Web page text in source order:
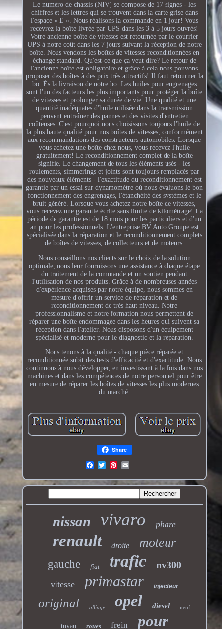
Le numéro de chassis (NIV) se compose de 17 signes - les
chiffres et les lettres qui se trouvent dans la carte grise dans
l'espace « E ». Nous réalisons la commande en 1 jour! Vous
recevrez la boîte livrée par UPS dans les 3 à 5 jours ouvrés!
Votre ancienne boîte de vitesses est retournée par le courrier
UPS à notre coût dans les 7 jours suivant la réception de notre
boîte. Nous vendons les boîtes de vitesses reconditionnées en
échange standard. Qu'est-ce que ça veut dire? Le retour de
l'ancienne boîte est obligatoire et grâce à cela nous pouvons
proposer des boîtes à des prix très attractifs! Il faut retourner la
bo. Ès la livraison de notre bo. Les huiles pour engrenages
sont l'un des facteurs les plus importants pour protéger la boîte
de vitesses et prolonger sa durée de vie. Une qualité et une
quantité inadéquates d'huile utilisée dans la transmission
peuvent entraîner des pannes et des visites d'entretien
coûteuses. C'est pourquoi nous choisissons toujours l'huile de
la plus haute qualité pour nos boîtes de vitesses, conformément
aux recommandations des constructeurs automobiles. Lorsque
vous achetez une boîte chez nous, vous recevez l'huile
gratuitement! Le reconditionnement complet de la boîte
signifie. Le changement de tous les éléments usés - les
roulements, simmerings et joints sont toujours remplacés par
des nouveaux éléments - l'exactitude du reconditionnement est
garantie par un essai sur dynamomètre où nous évaluons le bon
fonctionnement des engrenages, l'étanchéité des systèmes et le
bruit généré. Lorsque vous achetez notre boîte de vitesses,
vous recevez une garantie écrite sans limite de kilométrage! La
période de garantie est de 18 mois pour les particuliers et d'un
an pour les professionnels. L'entreprise BV Auto Groupe est
spécialisée dans la réparation et le reconditionnement complets
de boîtes de vitesses, de collecteurs et de moteurs.
Nous conseillons nos clients sur le choix de la solution
optimale, nous leur fournissons une assistance à chaque étape
du traitement de la commande et un soutien pendant
l'utilisation de nos produits. Grâce à de nombreuses années
d'expérience acquises par notre équipe, nous sommes en
mesure d'offrir un service de réparation et de
reconditionnement de très haut niveau. Notre
professionnalisme et notre formation nous permettent de
réparer une boîte endommagée dans les heures qui suivent sa
réception dans l'atelier. Nous disposons d'un équipement
spécialisé et moderne pour le diagnostic et la réparation.
Nous tenons à la qualité - chaque pièce réparée et
reconditionnée subit des tests d'efficacité et d'exactitude. Nous
continuons à nous développer, en investissant à la fois dans nos
machines et dans les compétences de notre personnel pour être
en mesure de réparer les boîtes de vitesses les plus modernes
du marché.
Share
nissan vivaro phare
renault droite moteur
gauche fiat trafic nv300
vitesse primastar injecteur
original alliage opel diesel neuf
tuyau roues frein pour